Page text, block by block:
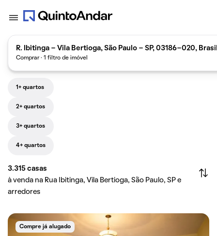
R. Ibitinga - Vila Bertioga, São Paulo - SP, 03186-020,
Comprar · 1 filtro de imóvel
1+ quartos
2+ quartos
3+ quartos
4+ quartos
3.315 casas
à venda na Rua Ibitinga, Vila Bertioga, São Paulo, SP e
arredores
Compre já alugado